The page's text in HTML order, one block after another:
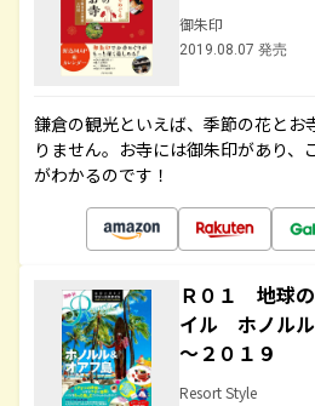
御朱印
2019.08.07 発売
鎌倉の観光といえば、季節の花とお
りません。お寺には御朱印があり、
がわかるのです！
Ｒ０１ 地球
イル ホノル
～２０１９
Resort Style